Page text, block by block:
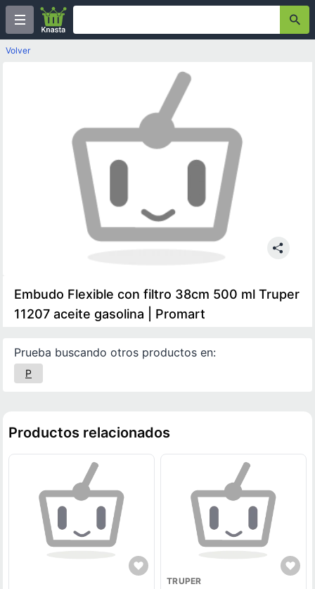
Volver
Embudo Flexible con filtro 38cm 500 ml Truper
11207 aceite gasolina | Promart
Prueba buscando otros productos en:
P
Productos relacionados
TRUPER